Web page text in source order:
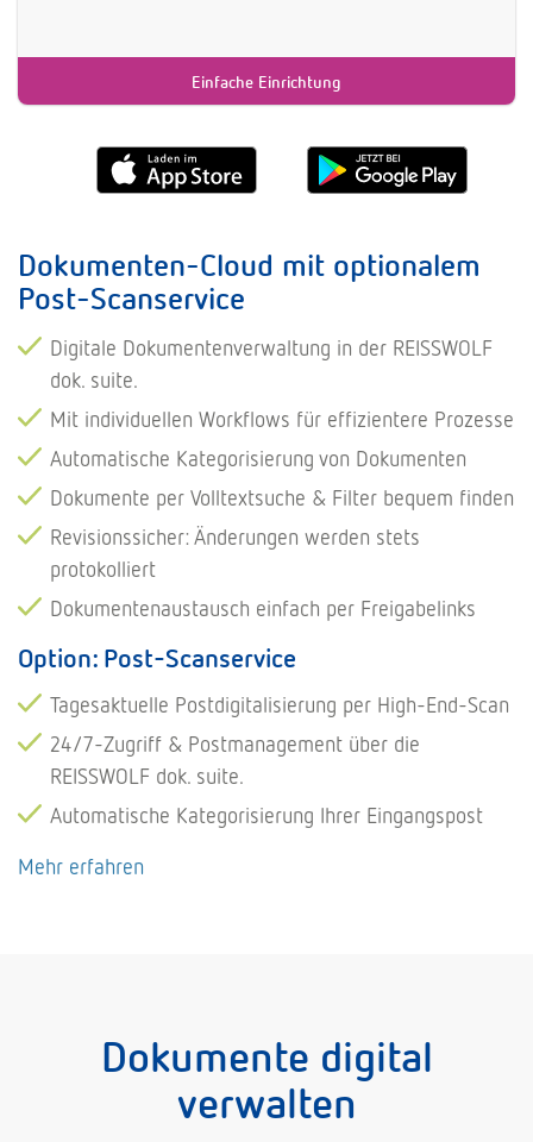
Einfache Einrichtung
Dokumenten-Cloud mit optionalem
Post-Scanservice
Digitale Dokumentenverwaltung in der REISSWOLF
dok. suite.
Mit individuellen Workflows für effizientere Prozesse
Automatische Kategorisierung von Dokumenten
Dokumente per Volltextsuche & Filter bequem finden
Revisionssicher: Änderungen werden stets
protokolliert
Dokumentenaustausch einfach per Freigabelinks
Option: Post-Scanservice
Tagesaktuelle Postdigitalisierung per High-End-Scan
24/7-Zugriff & Postmanagement über die
REISSWOLF dok. suite.
Automatische Kategorisierung Ihrer Eingangspost
Mehr erfahren
Dokumente digital
verwalten